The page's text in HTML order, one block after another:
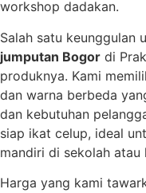
workshop dadakan.
Salah satu keunggulan
jumputan Bogor di
produknya. Kami
dan warna berbeda
dan kebutuhan
siap ikat celup, ideal
mandiri di sekolah atau
Harga yang kami